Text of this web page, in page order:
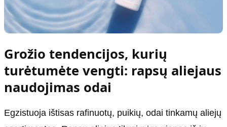
Grožio tendencijos, kurių
turėtumėte vengti: rapsų aliejaus
naudojimas odai
Egzistuoja ištisas rafinuotų, puikių, odai tinkamų aliejų